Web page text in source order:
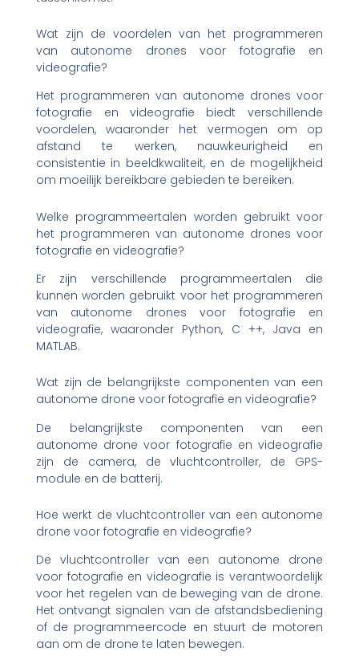
Wat zijn de voordelen van het programmeren
van autonome drones voor fotografie en
videografie?
Het programmeren van autonome drones voor
fotografie en videografie biedt verschillende
voordelen, waaronder het vermogen om op
afstand te werken, nauwkeurigheid en
consistentie in beeldkwaliteit, en de mogelijkheid
om moeilijk bereikbare gebieden te bereiken.
Welke programmeertalen worden gebruikt voor
het programmeren van autonome drones voor
fotografie en videografie?
Er zijn verschillende programmeertalen die
kunnen worden gebruikt voor het programmeren
van autonome drones voor fotografie en
videografie, waaronder Python, C ++, Java en
MATLAB.
Wat zijn de belangrijkste componenten van een
autonome drone voor fotografie en videografie?
De belangrijkste componenten van een
autonome drone voor fotografie en videografie
zijn de camera, de vluchtcontroller, de GPS-
module en de batterij.
Hoe werkt de vluchtcontroller van een autonome
drone voor fotografie en videografie?
De vluchtcontroller van een autonome drone
voor fotografie en videografie is verantwoordelijk
voor het regelen van de beweging van de drone.
Het ontvangt signalen van de afstandsbediening
of de programmeercode en stuurt de motoren
aan om de drone te laten bewegen.